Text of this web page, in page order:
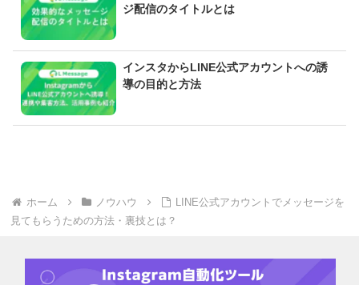
ジ配信のタイトルとは
インスタからLINE公式アカウントへの誘
導の目的と方法
ホーム ノウハウ
LINE公式アカウントでメッセージを
見てもらうための方法・裏技とは？